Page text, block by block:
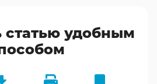
статью удобным